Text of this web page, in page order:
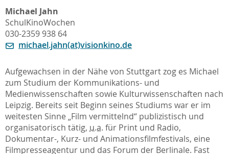
Michael Jahn
SchulKinoWochen
030-2359 938 64
michael.jahn(at)visionkino.de
Aufgewachsen in der Nähe von Stuttgart zog es Michael
zum Studium der Kommunikations- und
Medienwissenschaften sowie Kulturwissenschaften nach
Leipzig. Bereits seit Beginn seines Studiums war er im
weitesten Sinne „Film vermittelnd“ publizistisch und
organisatorisch tätig, u.a. für Print und Radio,
Dokumentar-, Kurz- und Animationsfilmfestivals, eine
Filmpresseagentur und das Forum der Berlinale. Fast